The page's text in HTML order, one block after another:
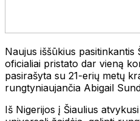
Naujus iššūkius pasitinkantis
oficialiai pristato dar vieną
pasirašyta su 21-erių metų
rungtyniaujančia Abigail
Iš Nigerijos į Šiaulius